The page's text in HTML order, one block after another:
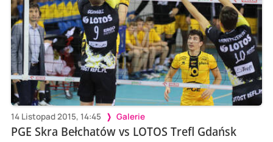
14 Listopad 2015, 14:45 Galerie
PGE Skra Bełchatów vs LOTOS Trefl Gdańsk